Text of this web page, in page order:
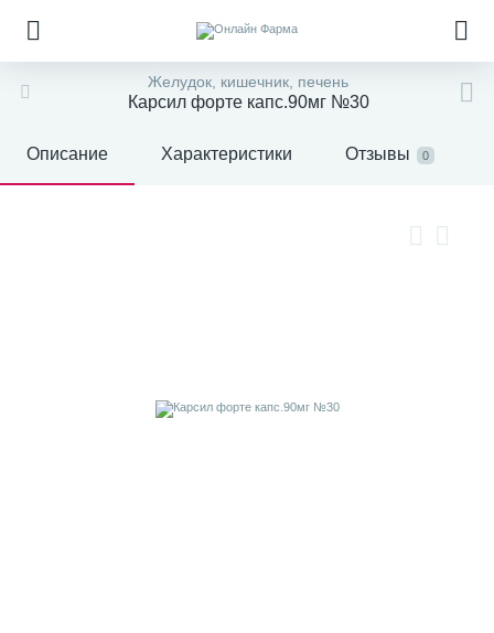
Желудок, кишечник, печень
Карсил форте капс.90мг №30
Описание Характеристики Отзывы 0